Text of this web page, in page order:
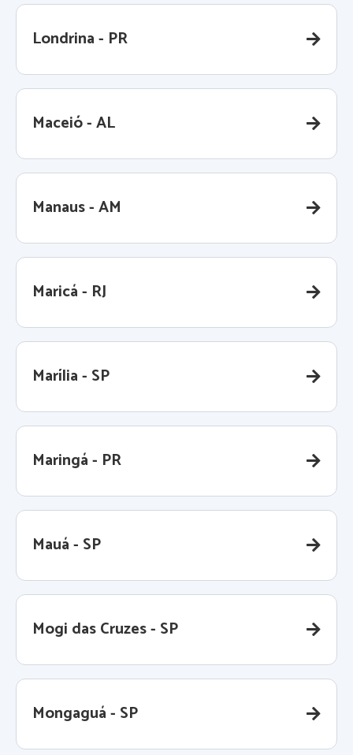
Londrina - PR
Maceió - AL
Manaus - AM
Maricá - RJ
Marília - SP
Maringá - PR
Mauá - SP
Mogi das Cruzes - SP
Mongaguá - SP